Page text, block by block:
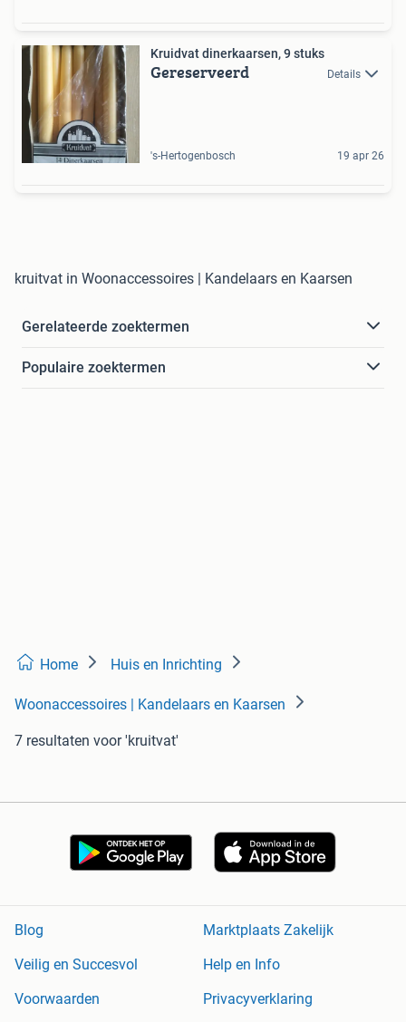
Kruidvat dinerkaarsen, 9 stuks
Gereserveerd Details
's-Hertogenbosch 19 apr 26
kruitvat in Woonaccessoires | Kandelaars en Kaarsen
Gerelateerde zoektermen
Populaire zoektermen
Home Huis en Inrichting
Woonaccessoires | Kandelaars en Kaarsen
7 resultaten voor 'kruitvat'
Blog
Marktplaats Zakelijk
Veilig en Succesvol
Help en Info
Voorwaarden
Privacyverklaring